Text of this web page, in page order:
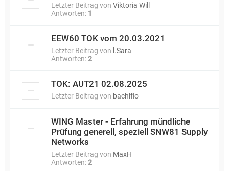
Letzter Beitrag von Viktoria Will
Antworten: 1
EEW60 TOK vom 20.03.2021
Letzter Beitrag von l.Sara
Antworten:2
TOK: AUT21 02.08.2025
Letzter Beitrag von bachlflo
WING Master - Erfahrung mündliche
Prüfung generell, speziell SNW81 Supply
Networks
Letzter Beitrag von MaxH
Antworten:2